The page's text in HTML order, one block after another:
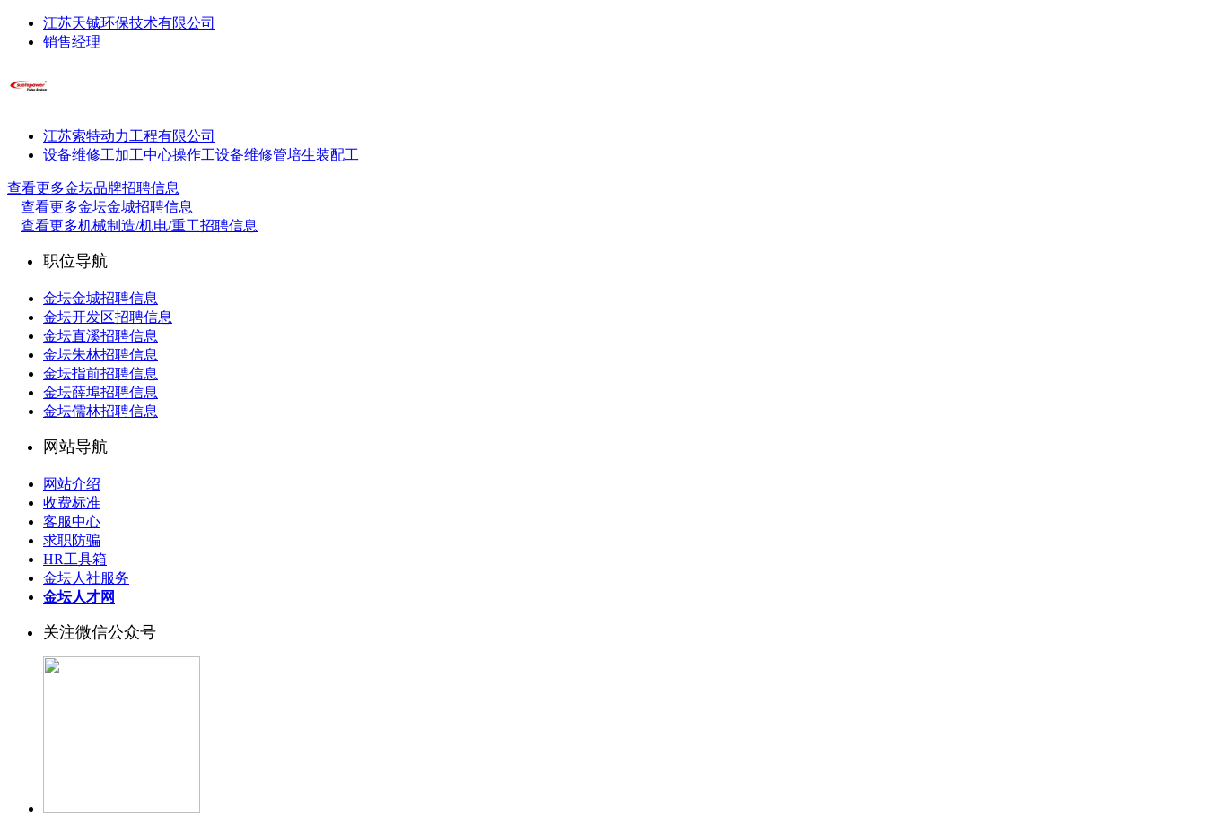
江苏天铖环保技术有限公司
销售经理
江苏索特动力工程有限公司
设备维修工加工中心操作工设备维修管培生装配工
查看更多金坛品牌招聘信息
查看更多金坛金城招聘信息
查看更多机械制造/机电/重工招聘信息
职位导航
金坛金城招聘信息
金坛开发区招聘信息
金坛直溪招聘信息
金坛朱林招聘信息
金坛指前招聘信息
金坛薛埠招聘信息
金坛儒林招聘信息
网站导航
网站介绍
收费标准
客服中心
求职防骗
HR工具箱
金坛人社服务
金坛人才网
关注微信公众号